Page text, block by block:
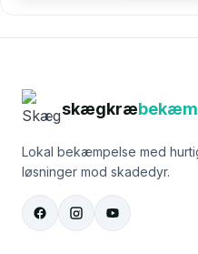
skægkræ
Lokal bekæmpelse med
løsninger mod skadedyr.